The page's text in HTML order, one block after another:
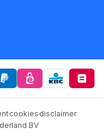
cookiesdisclaimer
BV